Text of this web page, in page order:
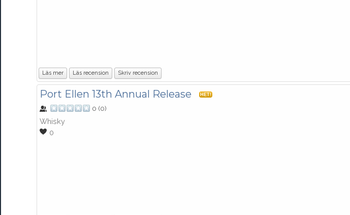
Läs mer Läs recension Skriv recension
Port Ellen 13th Annual Release HET!
0 (0)
Whisky
0